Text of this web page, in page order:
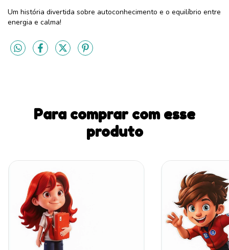
Um história divertida sobre autoconhecimento e o equilíbrio entre
energia e calma!
Para comprar com esse
produto